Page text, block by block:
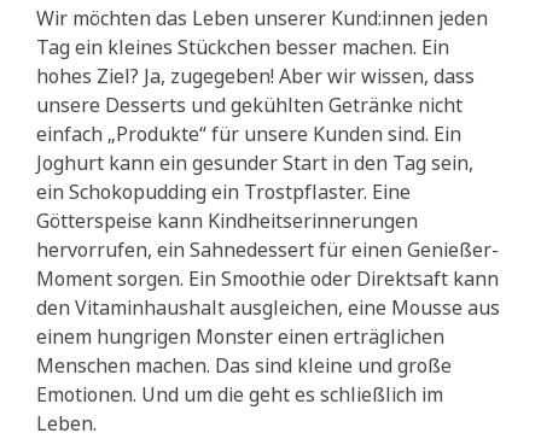
Wir möchten das Leben unserer Kund:innen jeden
Tag ein kleines Stückchen besser machen. Ein
hohes Ziel? Ja, zugegeben! Aber wir wissen, dass
unsere Desserts und gekühlten Getränke nicht
einfach „Produkte“ für unsere Kunden sind. Ein
Joghurt kann ein gesunder Start in den Tag sein,
ein Schokopudding ein Trostpflaster. Eine
Götterspeise kann Kindheitserinnerungen
hervorrufen, ein Sahnedessert für einen Genießer-
Moment sorgen. Ein Smoothie oder Direktsaft kann
den Vitaminhaushalt ausgleichen, eine Mousse aus
einem hungrigen Monster einen erträglichen
Menschen machen. Das sind kleine und große
Emotionen. Und um die geht es schließlich im
Leben.